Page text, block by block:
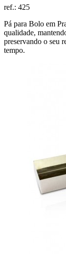
ref.: 425
Pá para Bolo em
qualidade,
preservando o seu
tempo.